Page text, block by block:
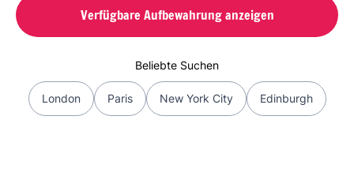
Verfügbare Aufbewahrung anzeigen
Beliebte Suchen
London Paris New York City Edinburgh